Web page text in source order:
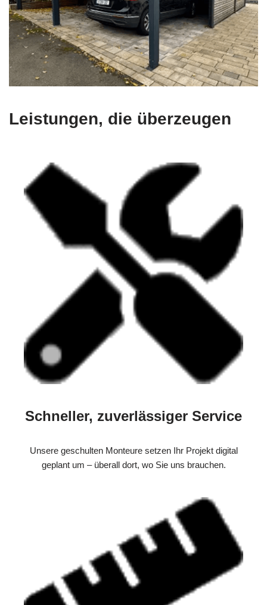
Leistungen, die überzeugen
Schneller, zuverlässiger Service
Unsere geschulten Monteure setzen Ihr Projekt digital
geplant um – überall dort, wo Sie uns brauchen.